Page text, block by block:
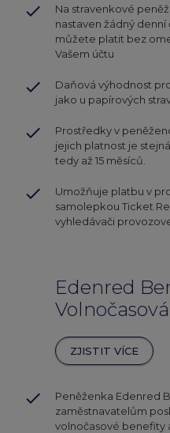
done
Na stravenkové
nastaven žádný denní
můžete platit bez
Vašem účtu
done
Daňová výhodnost
jako u papírových
done
Prostředky v
jejich platnost je
tedy až 15 měsíců.
done
Umožňuje platbu v
samolepkou Ticket
vyhledávači
Edenred
ZJISTIT VÍCE
done
Peněženka Edenred
zaměstnavatelům
volnočasové benefity